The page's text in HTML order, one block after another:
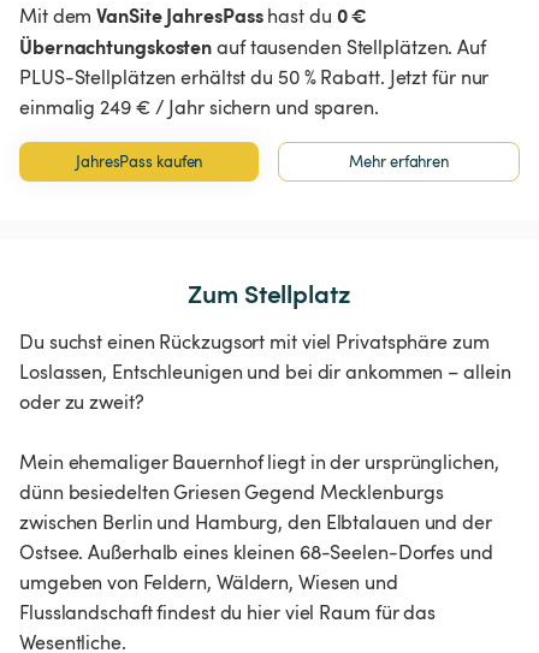
Mit demVanSite JahresPasshast du 0 €
Übernachtungskostenauf tausenden Stellplätzen. Auf
PLUS-Stellplätzen erhältst du 50 % Rabatt. Jetzt für nur
einmalig 249 € / Jahr sichern und sparen.
JahresPass kaufen Mehr erfahren
Zum Stellplatz
Du suchst einen Rückzugsort mit viel Privatsphäre zum
Loslassen, Entschleunigen und bei dir ankommen – allein
oder zu zweit?
Mein ehemaliger Bauernhof liegt in der ursprünglichen,
dünn besiedelten Griesen Gegend Mecklenburgs
zwischen Berlin und Hamburg, den Elbtalauen und der
Ostsee. Außerhalb eines kleinen 68-Seelen-Dorfes und
umgeben von Feldern, Wäldern, Wiesen und
Flusslandschaft findest du hier viel Raum für das
Wesentliche.